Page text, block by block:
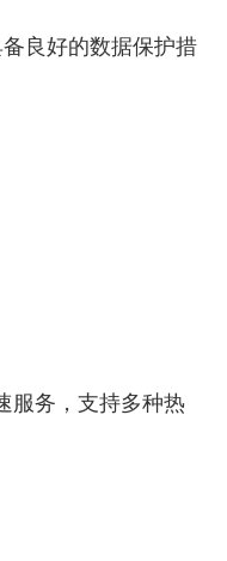
良好的数据保护措
服务，支持多种热